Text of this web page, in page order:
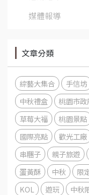
媒體報導
文章分類
綜藝大集合 手信坊
中秋禮盒
桃園市政
草莓大福
桃園景點
國際亮點
歡光工廠
串糰子
親子旅遊
蛋黃酥
中秋 限
KOL
遊玩 中秋